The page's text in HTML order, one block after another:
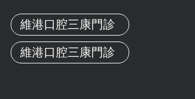
維港口腔三康門診
維港口腔三康門診